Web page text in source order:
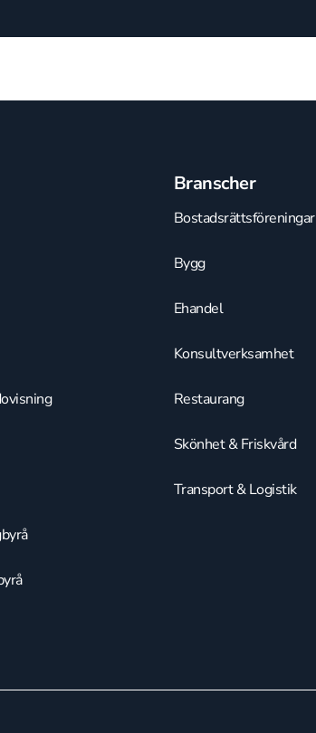
Branscher
Bostadsrättsföreningar
Bygg
Ehandel
Konsultverksamhet
Restaurang
Skönhet & Friskvård
Transport & Logistik